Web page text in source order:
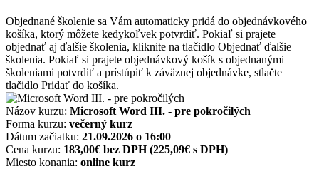
Objednané školenie sa Vám automaticky pridá do objednávkového
košíka, ktorý môžete kedykoľvek potvrdiť. Pokiaľ si prajete
objednať aj ďalšie školenia, kliknite na tlačidlo Objednať ďalšie
školenia. Pokiaľ si prajete objednávkový košík s objednanými
školeniami potvrdiť a prístúpiť k záväznej objednávke, stlačte
tlačidlo Pridať do košíka.
Názov kurzu: Microsoft Word III. - pre pokročilých
Forma kurzu: večerný kurz
Dátum začiatku: 21.09.2026 o 16:00
Cena kurzu: 183,00€ bez DPH(225,09€ s DPH)
Miesto konania: online kurz